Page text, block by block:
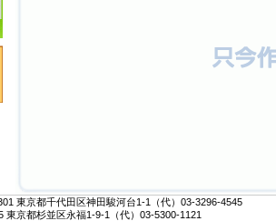
東京都千代田区神田駿河台1-1（代）03-3296-4545
東京都杉並区永福1-9-1（代）03-5300-1121